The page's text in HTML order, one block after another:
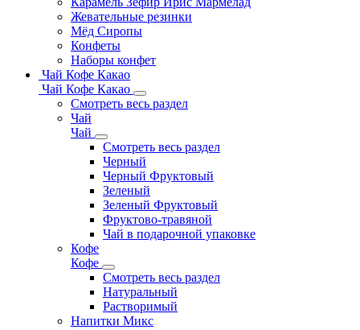
Жевательные резинки
Мёд Сиропы
Конфеты
Наборы конфет
Чай Кофе Какао
Чай Кофе Какао
Смотреть весь раздел
Чай
Чай
Смотреть весь раздел
Черный
Черный Фруктовый
Зеленый
Зеленый Фруктовый
Фруктово-травяной
Чай в подарочной упаковке
Кофе
Кофе
Смотреть весь раздел
Натуральный
Растворимый
Напитки Микс